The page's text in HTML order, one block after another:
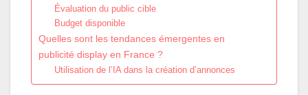
Évaluation du public cible
Budget disponible
Quelles sont les tendances émergentes en
publicité display en France ?
Utilisation de l’IA dans la création d’annonces